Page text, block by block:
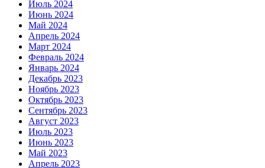
Июль 2024
Июнь 2024
Май 2024
Апрель 2024
Март 2024
Февраль 2024
Январь 2024
Декабрь 2023
Ноябрь 2023
Октябрь 2023
Сентябрь 2023
Август 2023
Июль 2023
Июнь 2023
Май 2023
Апрель 2023